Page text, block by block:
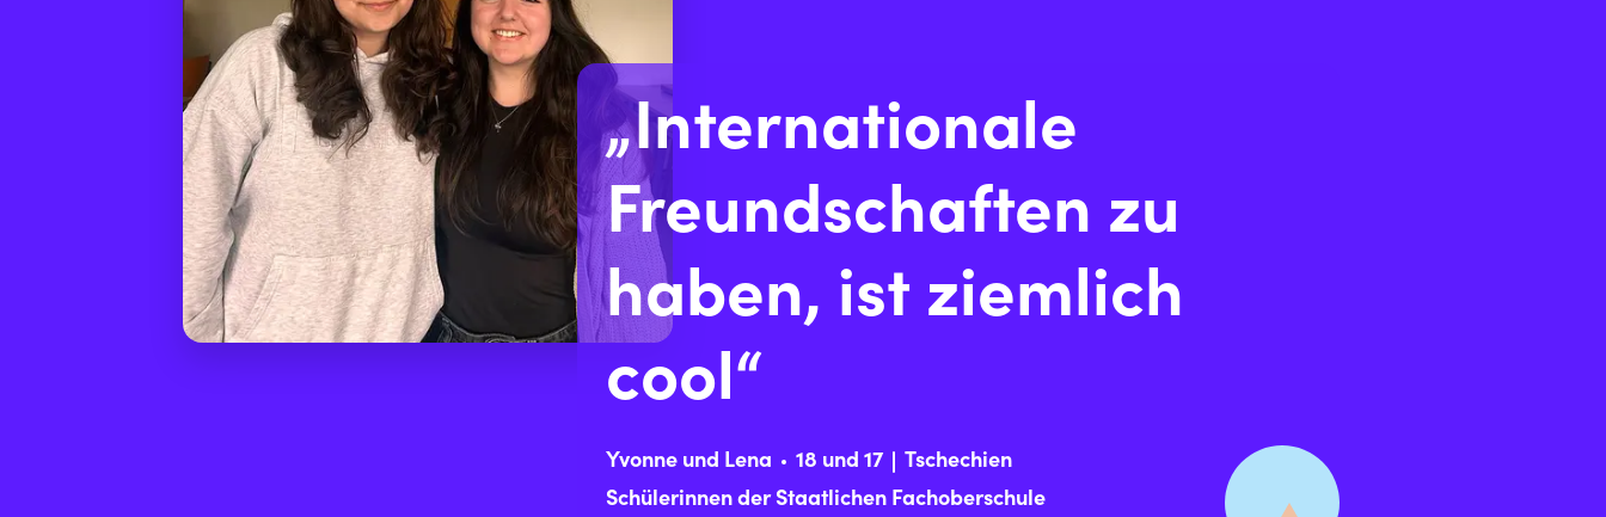
„Internationale
Freundschaften zu
haben, ist ziemlich
cool“
Yvonne und Lena 18 und 17
Tschechien
Schülerinnen der Staatlichen Fachoberschule